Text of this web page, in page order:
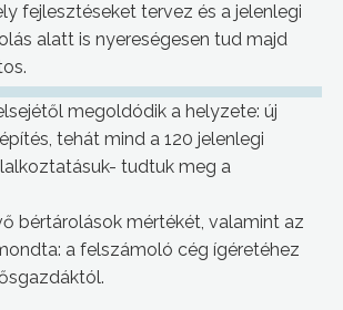
fejlesztéseket tervez és a jelenlegi
alatt is nyereségesen tud majd
megoldódik a helyzete: új
tehát mind a 120 jelenlegi
tudtuk meg a
bértárolások mértékét, valamint az
a felszámoló cég ígéretéhez